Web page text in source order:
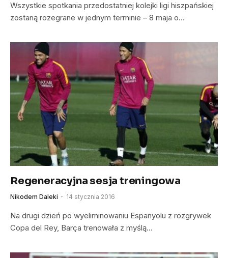
Wszystkie spotkania przedostatniej kolejki ligi hiszpańskiej
zostaną rozegrane w jednym terminie – 8 maja o…
Regeneracyjna sesja treningowa
Nikodem Daleki 14 stycznia 2016
Na drugi dzień po wyeliminowaniu Espanyolu z rozgrywek
Copa del Rey, Barça trenowała z myślą…